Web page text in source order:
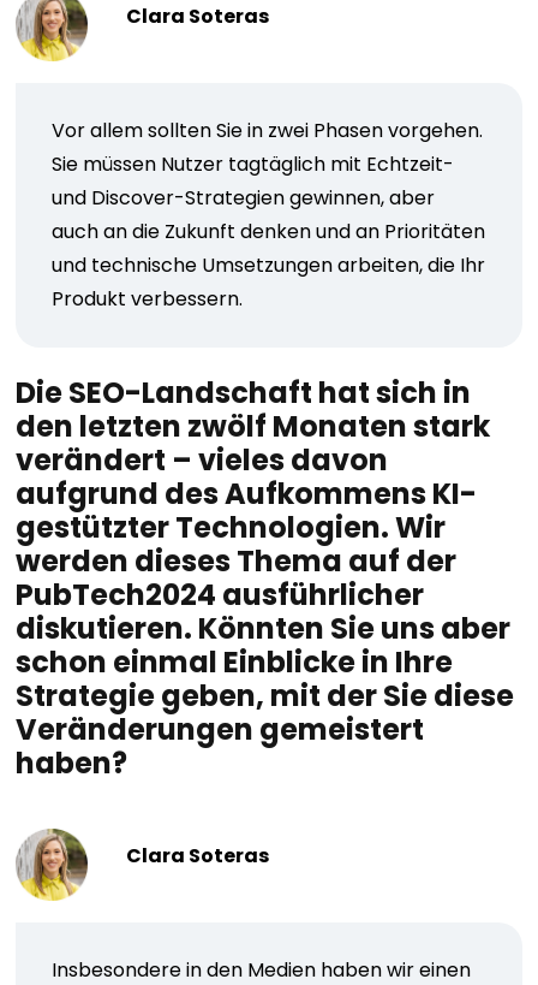
Clara Soteras
Vor allem sollten Sie in zwei Phasen vorgehen.
Sie müssen Nutzer tagtäglich mit Echtzeit-
und Discover-Strategien gewinnen, aber
auch an die Zukunft denken und an Prioritäten
und technische Umsetzungen arbeiten, die Ihr
Produkt verbessern.
Die SEO-Landschaft hat sich in
den letzten zwölf Monaten stark
verändert – vieles davon
aufgrund des Aufkommens KI-
gestützter Technologien. Wir
werden dieses Thema auf der
PubTech2024 ausführlicher
diskutieren. Könnten Sie uns aber
schon einmal Einblicke in Ihre
Strategie geben, mit der Sie diese
Veränderungen gemeistert
haben?
Clara Soteras
Insbesondere in den Medien haben wir einen